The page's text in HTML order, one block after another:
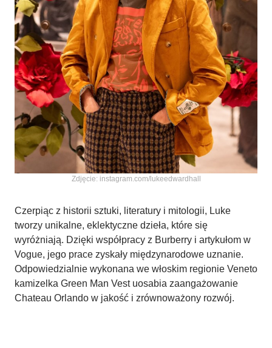
Zdjęcie: instagram.com/lukeedwardhall
Czerpiąc z historii sztuki, literatury i mitologii, Luke
tworzy unikalne, eklektyczne dzieła, które się
wyróżniają. Dzięki współpracy z Burberry i artykułom w
Vogue, jego prace zyskały międzynarodowe uznanie.
Odpowiedzialnie wykonana we włoskim regionie Veneto
kamizelka Green Man Vest uosabia zaangażowanie
Chateau Orlando w jakość i zrównoważony rozwój.